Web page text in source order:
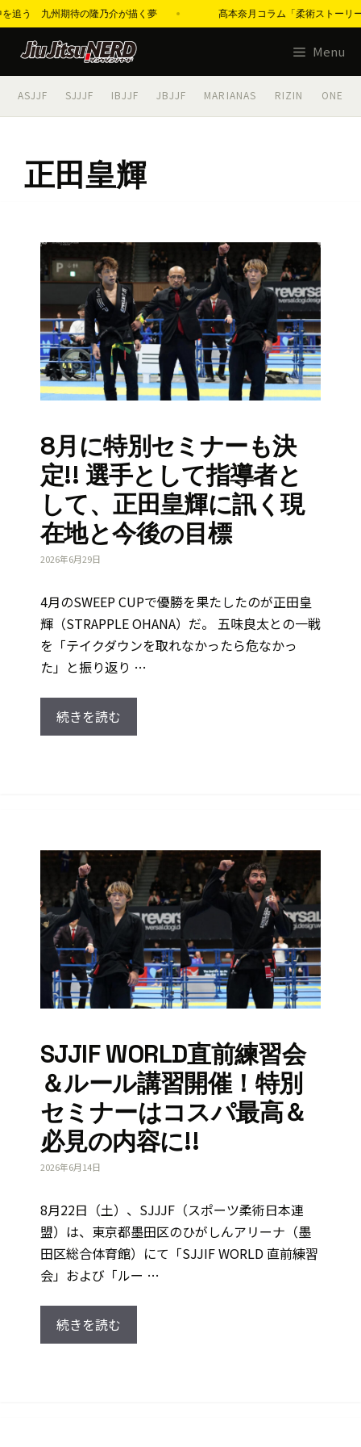
九州期待の隆乃介が描く夢 髙本奈月コラム「柔術ストーリー
テ
Menu
ASJJF SJJJF IBJJF JBJJF MARIANAS RIZIN ONE
正田皇輝
8月に特別セミナーも決
定!! 選手として指導者と
して、正田皇輝に訊く現
在地と今後の目標
2026年6月29日
4月のSWEEP CUPで優勝を果たしたのが正田皇
輝（STRAPPLE OHANA）だ。 五味良太との一戦
を「テイクダウンを取れなかったら危なかっ
た」と振り返り …
続きを読む
SJJIF WORLD直前練習会
＆ルール講習開催！特別
セミナーはコスパ最高＆
必見の内容に!!
2026年6月14日
8月22日（土）、SJJJF（スポーツ柔術日本連
盟）は、東京都墨田区のひがしんアリーナ（墨
田区総合体育館）にて「SJJIF WORLD 直前練習
会」および「ルー …
続きを読む